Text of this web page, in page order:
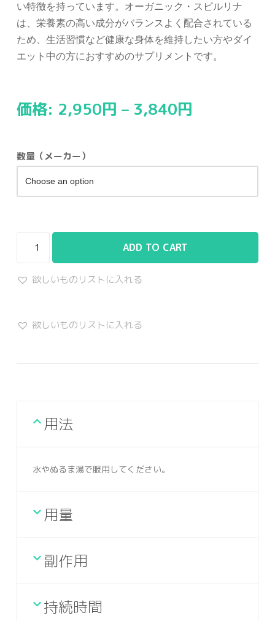
い特徴を持っています。オーガニック・スピルリナ
は、栄養素の高い成分がバランスよく配合されている
ため、生活習慣など健康な身体を維持したい方やダイ
エット中の方におすすめのサプリメントです。
価格: 2,950円 – 3,840円
数量（メーカー）
ADD TO CART
欲しいものリストに入れる
欲しいものリストに入れる
用法
水やぬるま湯で服用してください。
用量
副作用
持続時間